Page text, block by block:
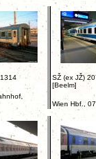
SŽ (ex JŽ)
[Beelm]
Wien Hbf.,